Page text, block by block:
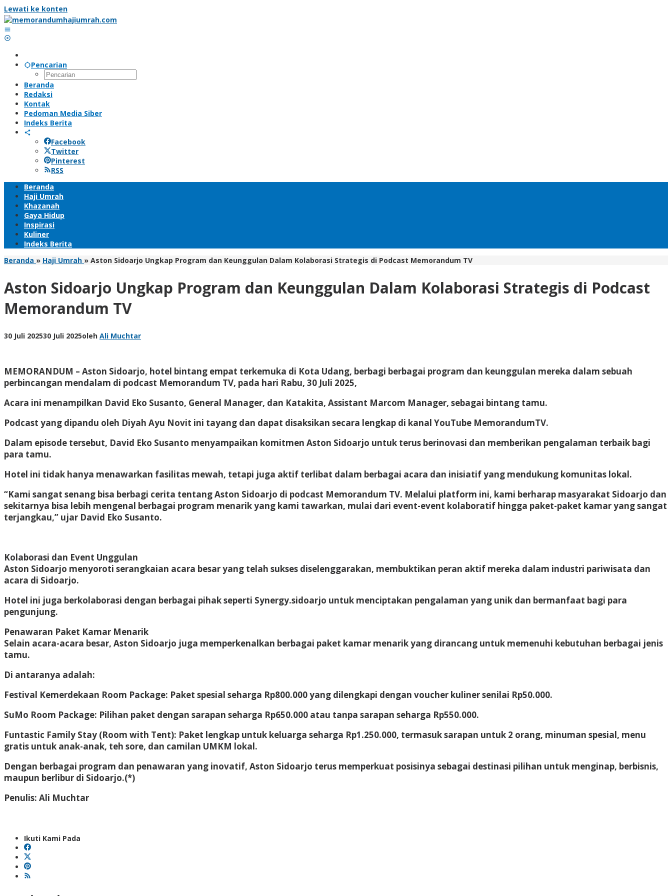
Lewati ke konten
Pencarian
Beranda
Redaksi
Kontak
Pedoman Media Siber
Indeks Berita
Facebook
Twitter
Pinterest
RSS
Beranda
Haji Umrah
Khazanah
Gaya Hidup
Inspirasi
Kuliner
Indeks Berita
Beranda » Haji Umrah » Aston Sidoarjo Ungkap Program dan Keunggulan Dalam Kolaborasi Strategis di Podcast Memorandum TV
Aston Sidoarjo Ungkap Program dan Keunggulan Dalam Kolaborasi Strategis di Podcast
Memorandum TV
30 Juli 202530 Juli 2025oleh Ali Muchtar
MEMORANDUM – Aston Sidoarjo, hotel bintang empat terkemuka di Kota Udang, berbagi berbagai program dan keunggulan mereka dalam sebuah
perbincangan mendalam di podcast Memorandum TV, pada hari Rabu, 30 Juli 2025,
Acara ini menampilkan David Eko Susanto, General Manager, dan Katakita, Assistant Marcom Manager, sebagai bintang tamu.
Podcast yang dipandu oleh Diyah Ayu Novit ini tayang dan dapat disaksikan secara lengkap di kanal YouTube MemorandumTV.
Dalam episode tersebut, David Eko Susanto menyampaikan komitmen Aston Sidoarjo untuk terus berinovasi dan memberikan pengalaman terbaik bagi
para tamu.
Hotel ini tidak hanya menawarkan fasilitas mewah, tetapi juga aktif terlibat dalam berbagai acara dan inisiatif yang mendukung komunitas lokal.
“Kami sangat senang bisa berbagi cerita tentang Aston Sidoarjo di podcast Memorandum TV. Melalui platform ini, kami berharap masyarakat Sidoarjo dan
sekitarnya bisa lebih mengenal berbagai program menarik yang kami tawarkan, mulai dari event-event kolaboratif hingga paket-paket kamar yang sangat
terjangkau,” ujar David Eko Susanto.
Kolaborasi dan Event Unggulan
Aston Sidoarjo menyoroti serangkaian acara besar yang telah sukses diselenggarakan, membuktikan peran aktif mereka dalam industri pariwisata dan
acara di Sidoarjo.
Hotel ini juga berkolaborasi dengan berbagai pihak seperti Synergy.sidoarjo untuk menciptakan pengalaman yang unik dan bermanfaat bagi para
pengunjung.
Penawaran Paket Kamar Menarik
Selain acara-acara besar, Aston Sidoarjo juga memperkenalkan berbagai paket kamar menarik yang dirancang untuk memenuhi kebutuhan berbagai jenis
tamu.
Di antaranya adalah:
Festival Kemerdekaan Room Package: Paket spesial seharga Rp800.000 yang dilengkapi dengan voucher kuliner senilai Rp50.000.
SuMo Room Package: Pilihan paket dengan sarapan seharga Rp650.000 atau tanpa sarapan seharga Rp550.000.
Funtastic Family Stay (Room with Tent): Paket lengkap untuk keluarga seharga Rp1.250.000, termasuk sarapan untuk 2 orang, minuman spesial, menu
gratis untuk anak-anak, teh sore, dan camilan UMKM lokal.
Dengan berbagai program dan penawaran yang inovatif, Aston Sidoarjo terus memperkuat posisinya sebagai destinasi pilihan untuk menginap, berbisnis,
maupun berlibur di Sidoarjo.(*)
Penulis: Ali Muchtar
Ikuti Kami Pada